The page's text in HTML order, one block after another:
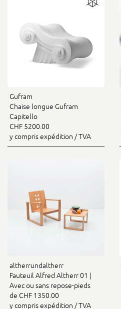
Gufram
Chaise longue Gufram
Capitello
CHF 5200.00
y compris expédition / TVA
altherrundaltherr
Fauteuil Alfred Altherr 01 |
Avec ou sans repose-pieds
de CHF 1350.00
y compris expédition / TVA